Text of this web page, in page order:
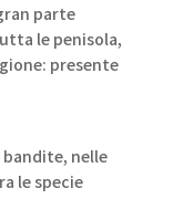
parte
le penisola,
presente
bandite, nelle
le specie